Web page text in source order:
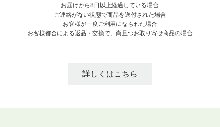
お届けから8日以上経過している場合
ご連絡がない状態で商品を送付された場合
お客様が一度ご利用になられた場合
お客様都合による返品・交換で、尚且つお取り寄せ商品の場合
詳しくはこちら